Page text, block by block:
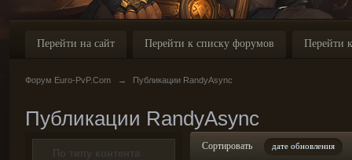
Перейти на сайт Перейти к списку форумов Перейти
Форум Euro-PvP.Com → Публикации RandyAsync
Публикации RandyAsync
По типу контента
Сортировать дате обновления